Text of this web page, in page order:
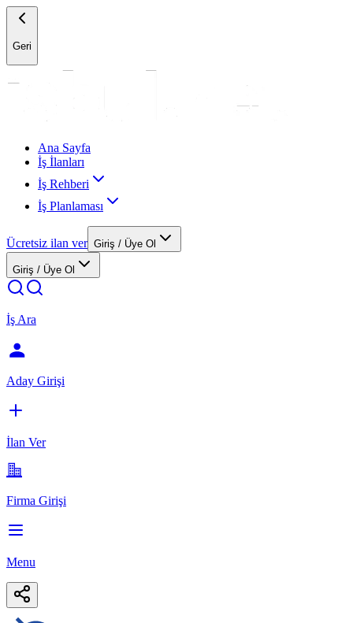
Geri
Ana Sayfa
İş İlanları
İş Rehberi
İş Planlaması
Ücretsiz ilan ver Giriş / Üye Ol
Giriş / Üye Ol
İş Ara
Aday Girişi
İlan Ver
Firma Girişi
Menu